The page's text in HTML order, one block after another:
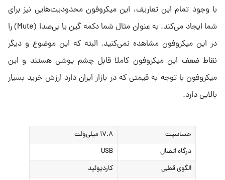
با وجود تمام این تعاریف، این میکروفون محدودیت‌هایی نیز برای
شما ایجاد می‌کند. به عنوان مثال شما دکمه گین یا بی‌صدا (Mute) را
در این میکروفون مشاهده نمی‌کنید. البته که این موضوع و دیگر
نقاط ضعف این میکروفون کاملا قابل چشم پوشی هستند و این
میکروفون با توجه به قیمتی که در بازار ایران دارد ارزش خرید بسیار
بالایی دارد.
حساسیت
۱۷.۸ میلی‌ولت
درگاه اتصال
USB
الگوی قطبی
کاردیوئید